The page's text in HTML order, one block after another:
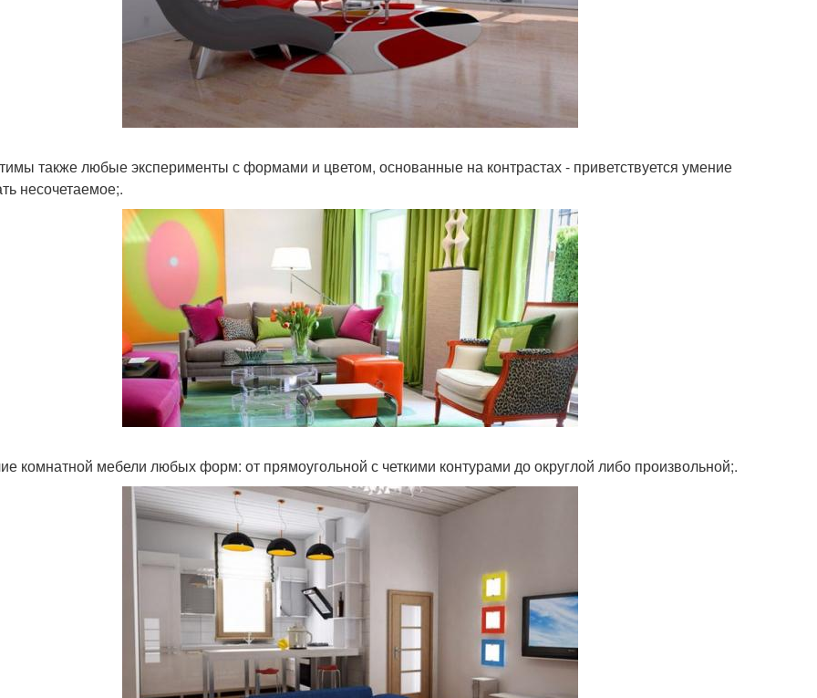
также любые эксперименты с формами и цветом, основанные на контрастах - приветствуется умение
несочетаемое;.
комнатной мебели любых форм: от прямоугольной с четкими контурами до округлой либо произвольной;.